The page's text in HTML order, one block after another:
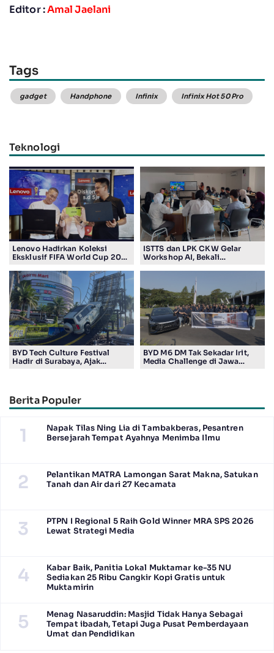
Editor :Amal Jaelani
Tags
gadget Handphone Infinix Infinix Hot 50 Pro
Teknologi
Lenovo Hadirkan Koleksi
Eksklusif FIFA World Cup 2026
Penggemar Teknologi dan
Sepak Bola
ISTTS dan LPK CKW Gelar
Workshop AI, Bekali
BYD Tech Culture Festival
Hadir di Surabaya, Ajak
BYD M6 DM Tak Sekadar Irit,
Media Challenge di Jawa
Berita Populer
1
Napak Tilas Ning Lia di Tambakberas, Pesantren
Bersejarah Tempat Ayahnya Menimba Ilmu
2
Pelantikan MATRA Lamongan Sarat Makna, Satukan
Tanah dan Air dari 27 Kecamata
3
PTPN I Regional 5 Raih Gold Winner MRA SPS 2026
Lewat Strategi Media
4
Kabar Baik, Panitia Lokal Muktamar ke-35 NU
Sediakan 25 Ribu Cangkir Kopi Gratis untuk
Muktamirin
5
Menag Nasaruddin: Masjid Tidak Hanya Sebagai
Tempat ibadah, Tetapi Juga Pusat Pemberdayaan
Umat dan Pendidikan